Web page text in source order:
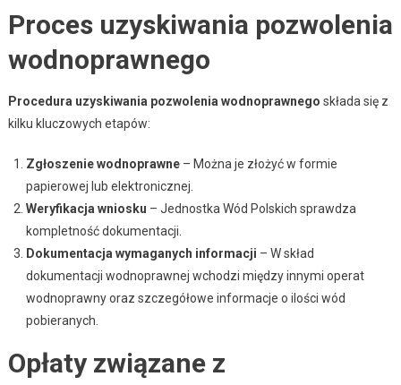
Proces uzyskiwania pozwolenia
wodnoprawnego
Procedura uzyskiwania pozwolenia wodnoprawnego składa się z
kilku kluczowych etapów:
Zgłoszenie wodnoprawne– Można je złożyć w formie
papierowej lub elektronicznej.
Weryfikacja wniosku – Jednostka Wód Polskich sprawdza
kompletność dokumentacji.
Dokumentacja wymaganych informacji – W skład
dokumentacji wodnoprawnej wchodzi między innymi operat
wodnoprawny oraz szczegółowe informacje o ilości wód
pobieranych.
Opłaty związane z